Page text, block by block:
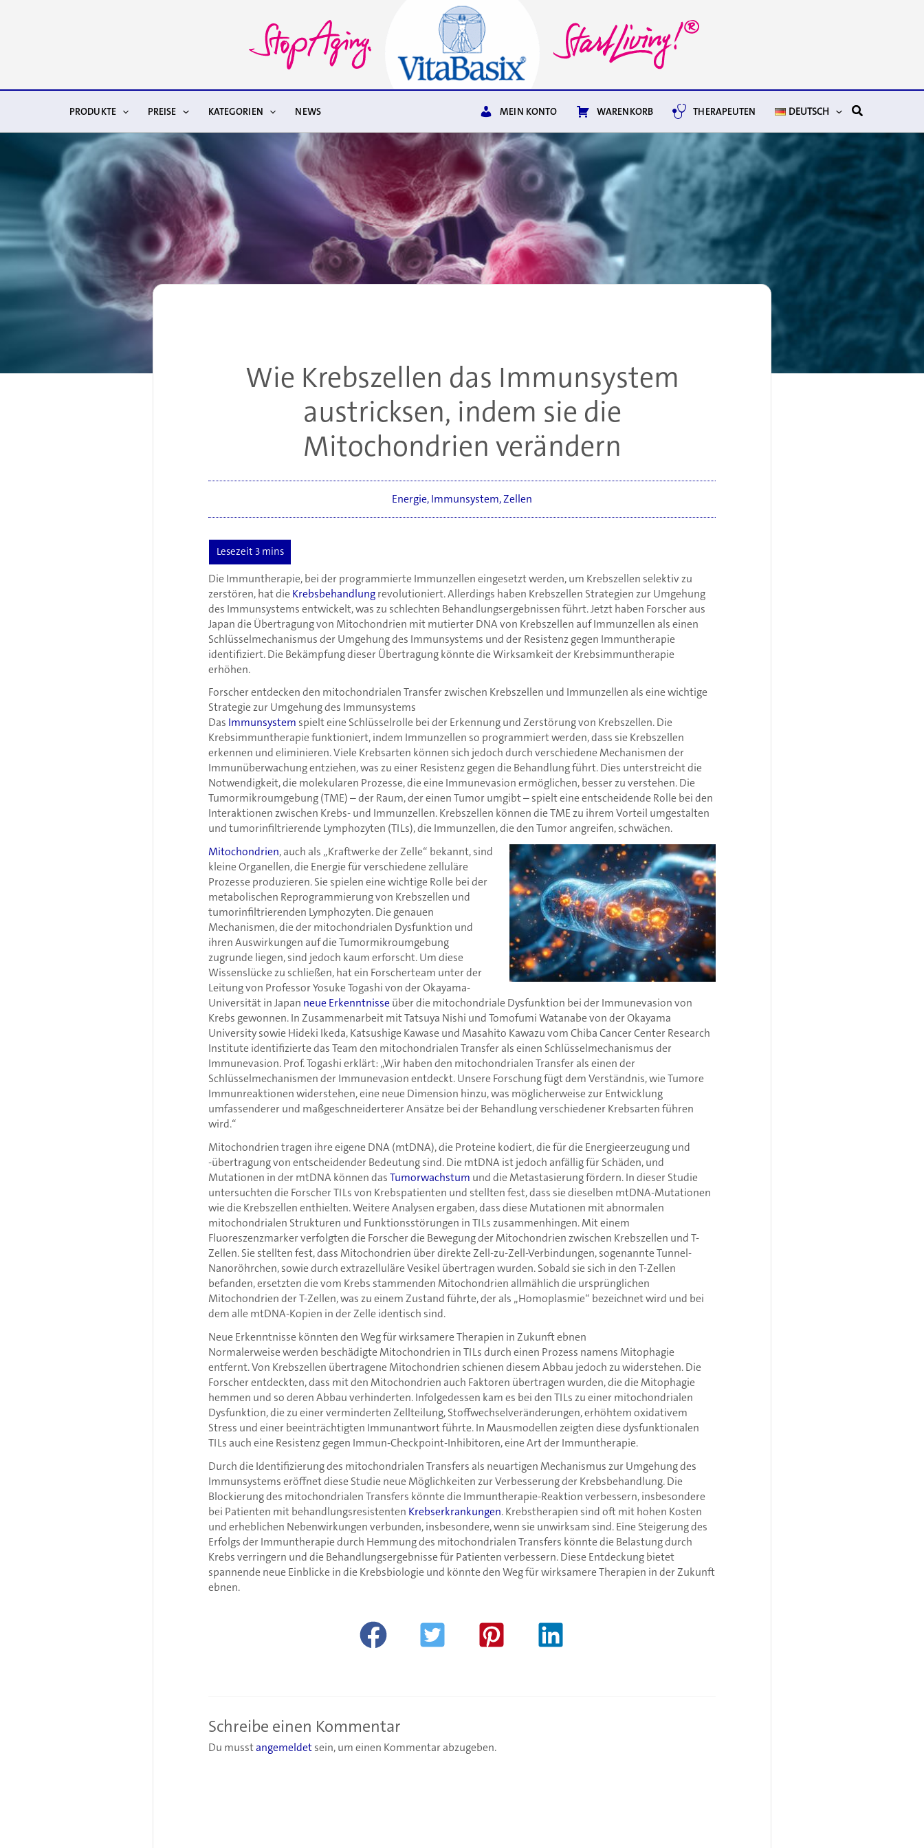
PRODUKTE PREISE KATEGORIEN NEWS MEIN KONTO WARENKORB THERAPEUTEN DEUTSCH Suchen
Wie Krebszellen das Immunsystem
austricksen, indem sie die
Mitochondrien verändern
Energie, Immunsystem,Zellen
Die Immuntherapie, bei der programmierte Immunzellen eingesetzt werden, um Krebszellen selektiv zu
zerstören, hat die Krebsbehandlung revolutioniert. Allerdings haben Krebszellen Strategien zur Umgehung
des Immunsystems entwickelt, was zu schlechten Behandlungsergebnissen führt. Jetzt haben Forscher aus
Japan die Übertragung von Mitochondrien mit mutierter DNA von Krebszellen auf Immunzellen als einen
Schlüsselmechanismus der Umgehung des Immunsystems und der Resistenz gegen Immuntherapie
identifiziert. Die Bekämpfung dieser Übertragung könnte die Wirksamkeit der Krebsimmuntherapie
erhöhen.
Forscher entdecken den mitochondrialen Transfer zwischen Krebszellen und Immunzellen als eine wichtige
Strategie zur Umgehung des Immunsystems
Das Immunsystem spielt eine Schlüsselrolle bei der Erkennung und Zerstörung von Krebszellen. Die
Krebsimmuntherapie funktioniert, indem Immunzellen so programmiert werden, dass sie Krebszellen
erkennen und eliminieren. Viele Krebsarten können sich jedoch durch verschiedene Mechanismen der
Immunüberwachung entziehen, was zu einer Resistenz gegen die Behandlung führt. Dies unterstreicht die
Notwendigkeit, die molekularen Prozesse, die eine Immunevasion ermöglichen, besser zu verstehen. Die
Tumormikroumgebung (TME) – der Raum, der einen Tumor umgibt – spielt eine entscheidende Rolle bei den
Interaktionen zwischen Krebs- und Immunzellen. Krebszellen können die TME zu ihrem Vorteil umgestalten
und tumorinfiltrierende Lymphozyten (TILs), die Immunzellen, die den Tumor angreifen, schwächen.
Mitochondrien, auch als „Kraftwerke der Zelle“ bekannt, sind
kleine Organellen, die Energie für verschiedene zelluläre
Prozesse produzieren. Sie spielen eine wichtige Rolle bei der
metabolischen Reprogrammierung von Krebszellen und
tumorinfiltrierenden Lymphozyten. Die genauen
Mechanismen, die der mitochondrialen Dysfunktion und
ihren Auswirkungen auf die Tumormikroumgebung
zugrunde liegen, sind jedoch kaum erforscht. Um diese
Wissenslücke zu schließen, hat ein Forscherteam unter der
Leitung von Professor Yosuke Togashi von der Okayama-
Universität in Japan neue Erkenntnisse über die mitochondriale Dysfunktion bei der Immunevasion von
Krebs gewonnen. In Zusammenarbeit mit Tatsuya Nishi und Tomofumi Watanabe von der Okayama
University sowie Hideki Ikeda, Katsushige Kawase und Masahito Kawazu vom Chiba Cancer Center Research
Institute identifizierte das Team den mitochondrialen Transfer als einen Schlüsselmechanismus der
Immunevasion. Prof. Togashi erklärt: „Wir haben den mitochondrialen Transfer als einen der
Schlüsselmechanismen der Immunevasion entdeckt. Unsere Forschung fügt dem Verständnis, wie Tumore
Immunreaktionen widerstehen, eine neue Dimension hinzu, was möglicherweise zur Entwicklung
umfassenderer und maßgeschneiderterer Ansätze bei der Behandlung verschiedener Krebsarten führen
wird.“
Mitochondrien tragen ihre eigene DNA (mtDNA), die Proteine kodiert, die für die Energieerzeugung und
-übertragung von entscheidender Bedeutung sind. Die mtDNA ist jedoch anfällig für Schäden, und
Mutationen in der mtDNA können das Tumorwachstum und die Metastasierung fördern. In dieser Studie
untersuchten die Forscher TILs von Krebspatienten und stellten fest, dass sie dieselben mtDNA-Mutationen
wie die Krebszellen enthielten. Weitere Analysen ergaben, dass diese Mutationen mit abnormalen
mitochondrialen Strukturen und Funktionsstörungen in TILs zusammenhingen. Mit einem
Fluoreszenzmarker verfolgten die Forscher die Bewegung der Mitochondrien zwischen Krebszellen und T-
Zellen. Sie stellten fest, dass Mitochondrien über direkte Zell-zu-Zell-Verbindungen, sogenannte Tunnel-
Nanoröhrchen, sowie durch extrazelluläre Vesikel übertragen wurden. Sobald sie sich in den T-Zellen
befanden, ersetzten die vom Krebs stammenden Mitochondrien allmählich die ursprünglichen
Mitochondrien der T-Zellen, was zu einem Zustand führte, der als „Homoplasmie“ bezeichnet wird und bei
dem alle mtDNA-Kopien in der Zelle identisch sind.
Neue Erkenntnisse könnten den Weg für wirksamere Therapien in Zukunft ebnen
Normalerweise werden beschädigte Mitochondrien in TILs durch einen Prozess namens Mitophagie
entfernt. Von Krebszellen übertragene Mitochondrien schienen diesem Abbau jedoch zu widerstehen. Die
Forscher entdeckten, dass mit den Mitochondrien auch Faktoren übertragen wurden, die die Mitophagie
hemmen und so deren Abbau verhinderten. Infolgedessen kam es bei den TILs zu einer mitochondrialen
Dysfunktion, die zu einer verminderten Zellteilung, Stoffwechselveränderungen, erhöhtem oxidativem
Stress und einer beeinträchtigten Immunantwort führte. In Mausmodellen zeigten diese dysfunktionalen
TILs auch eine Resistenz gegen Immun-Checkpoint-Inhibitoren, eine Art der Immuntherapie.
Durch die Identifizierung des mitochondrialen Transfers als neuartigen Mechanismus zur Umgehung des
Immunsystems eröffnet diese Studie neue Möglichkeiten zur Verbesserung der Krebsbehandlung. Die
Blockierung des mitochondrialen Transfers könnte die Immuntherapie-Reaktion verbessern, insbesondere
bei Patienten mit behandlungsresistenten Krebserkrankungen. Krebstherapien sind oft mit hohen Kosten
und erheblichen Nebenwirkungen verbunden, insbesondere, wenn sie unwirksam sind. Eine Steigerung des
Erfolgs der Immuntherapie durch Hemmung des mitochondrialen Transfers könnte die Belastung durch
Krebs verringern und die Behandlungsergebnisse für Patienten verbessern. Diese Entdeckung bietet
spannende neue Einblicke in die Krebsbiologie und könnte den Weg für wirksamere Therapien in der Zukunft
ebnen.
Schreibe einen Kommentar
Du musstangemeldet sein, um einen Kommentar abzugeben.